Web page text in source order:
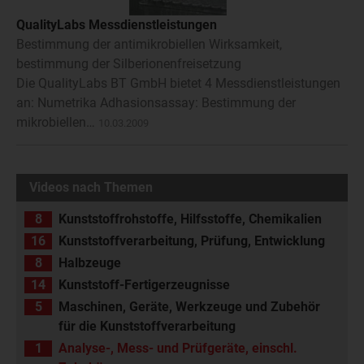
QualityLabs Messdienstleistungen
Bestimmung der antimikrobiellen Wirksamkeit,
bestimmung der Silberionenfreisetzung
Die QualityLabs BT GmbH bietet 4 Messdienstleistungen
an: Numetrika Adhasionsassay: Bestimmung der
mikrobiellen…
Videos nach Themen
8
Kunststoffrohstoffe, Hilfsstoffe, Chemikalien
16
Kunststoffverarbeitung, Prüfung, Entwicklung
8
Halbzeuge
14
Kunststoff-Fertigerzeugnisse
5
Maschinen, Geräte, Werkzeuge und Zubehör
für die Kunststoffverarbeitung
1
Analyse-, Mess- und Prüfgeräte, einschl.